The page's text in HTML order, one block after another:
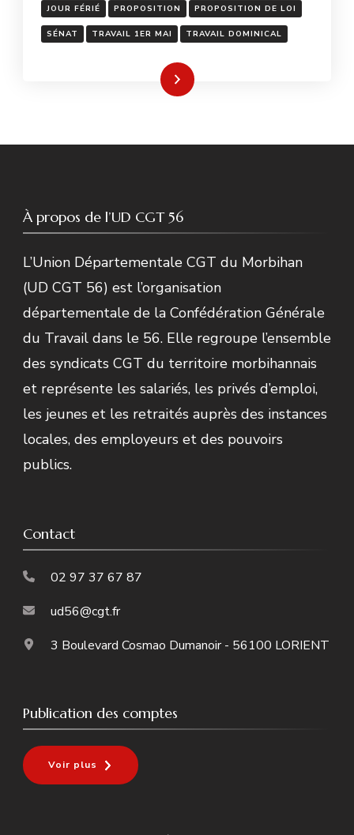
JOUR FÉRIÉ PROPOSITION PROPOSITION DE LOI
SÉNAT TRAVAIL 1ER MAI TRAVAIL DOMINICAL
Lire la suite
À propos de l’UD CGT 56
L’Union Départementale CGT du Morbihan
(UD CGT 56) est l’organisation
départementale de la Confédération Générale
du Travail dans le 56. Elle regroupe l’ensemble
des syndicats CGT du territoire morbihannais
et représente les salariés, les privés d’emploi,
les jeunes et les retraités auprès des instances
locales, des employeurs et des pouvoirs
publics.
Contact
02 97 37 67 87
ud56@cgt.fr
3 Boulevard Cosmao Dumanoir - 56100 LORIENT
Publication des comptes
Voir plus